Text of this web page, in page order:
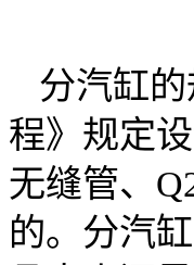
分汽缸
程》规定
无缝管、
的。分汽